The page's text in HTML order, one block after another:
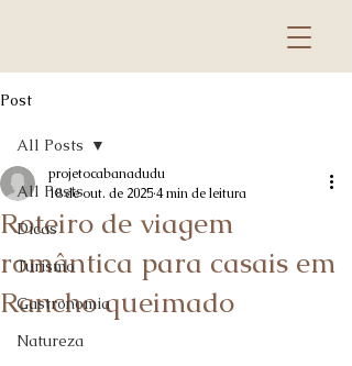
Post
All Posts
Dicas
Turismo
Gastronomia
Natureza
All Posts
Roteiro de viagem
romântica para casais em
Rancho queimado
projetocabanadudu
18 de out. de 20254 min de leitura